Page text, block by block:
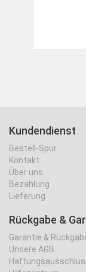
Kundendienst
Bestell-Spur
Kontakt
Über uns
Bezahlung
Lieferung
Rückgabe &
Garantie &
Unsere AGB